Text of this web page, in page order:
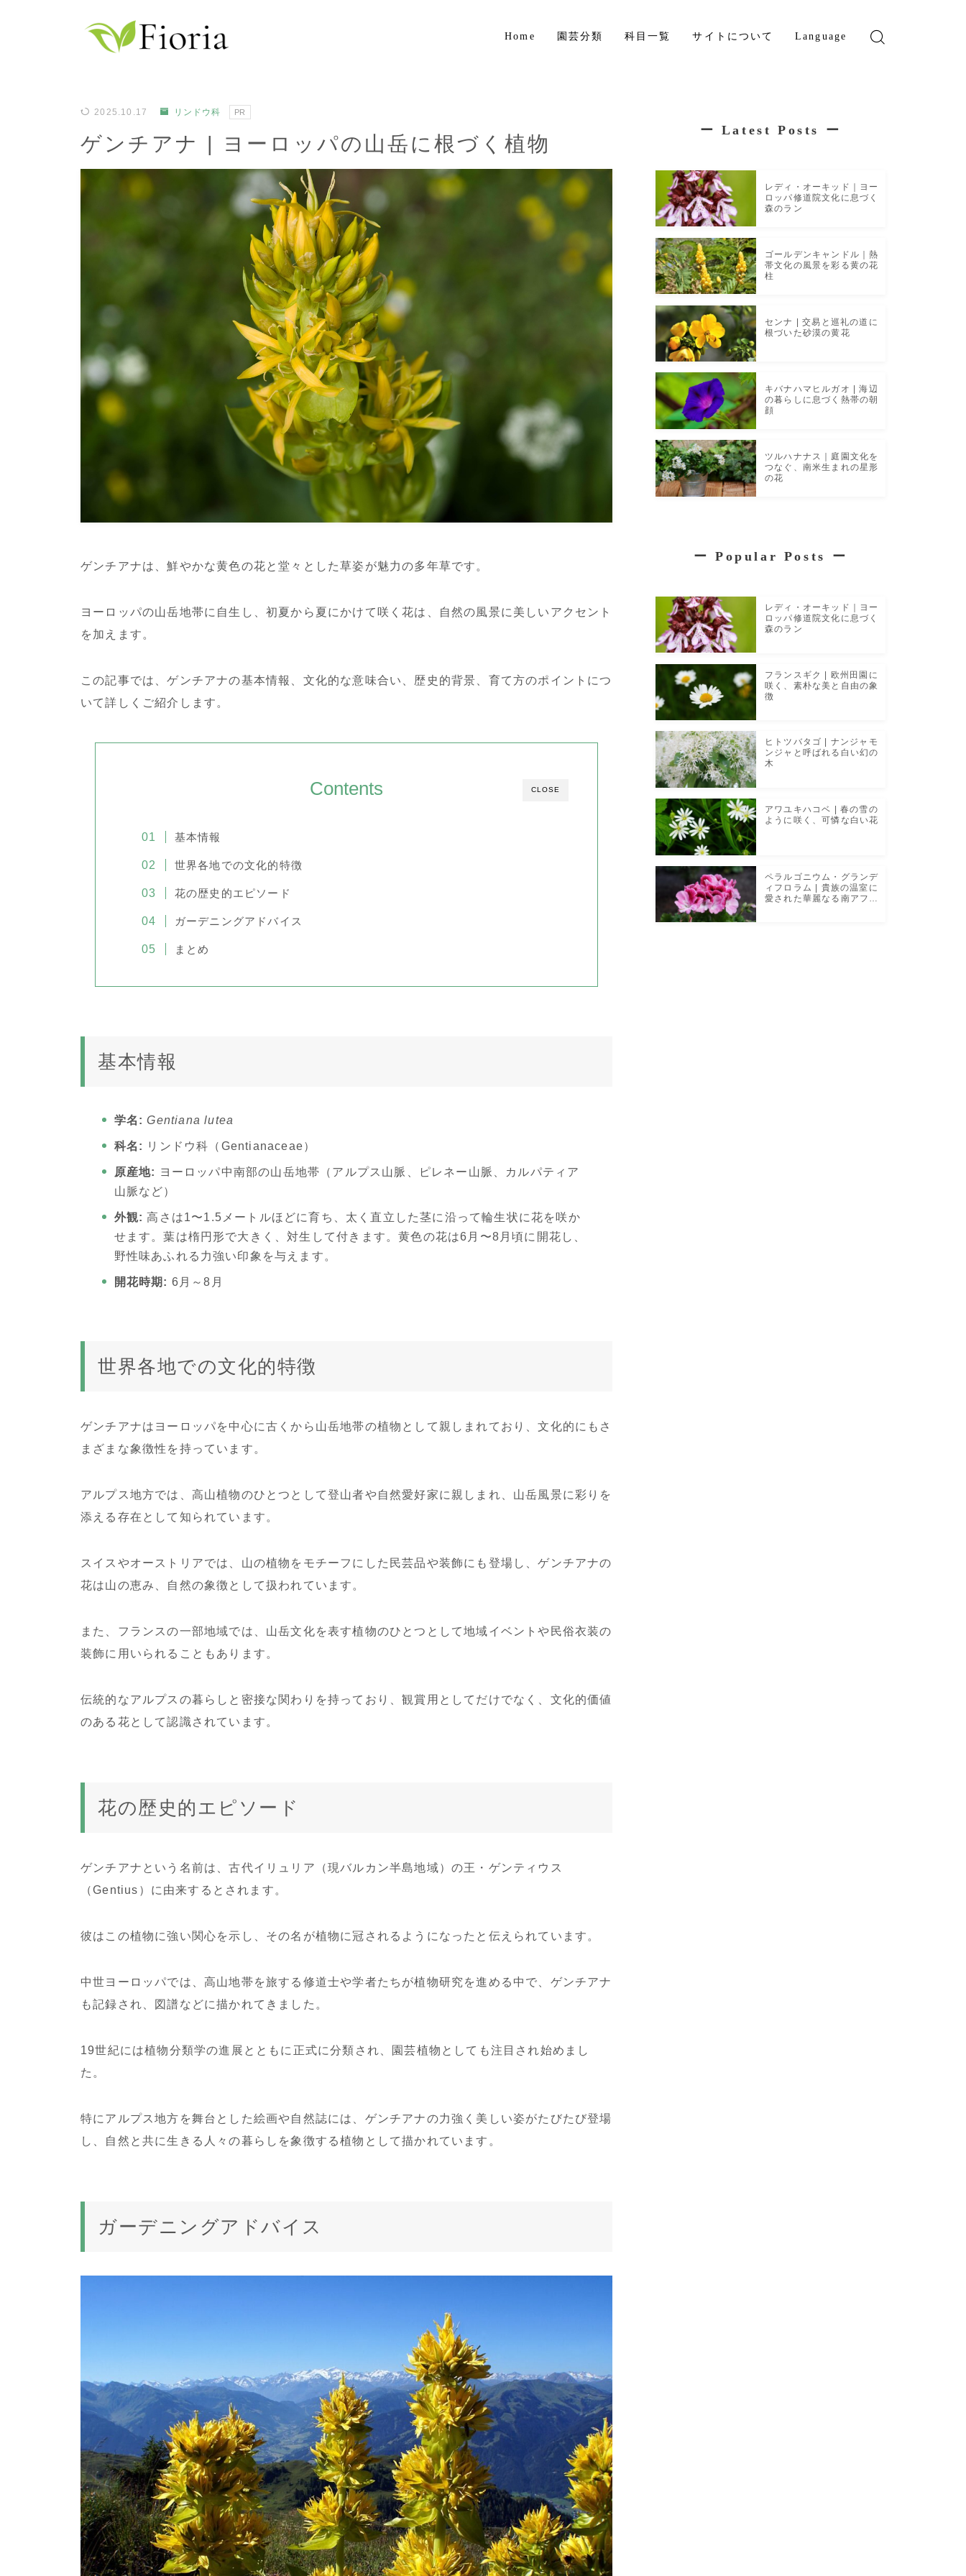
Home 園芸分類 科目一覧 サイトについて Language
2025.10.17
リンドウ科 PR
ゲンチアナ | ヨーロッパの山岳に根づく植物
ゲンチアナは、鮮やかな黄色の花と堂々とした草姿が魅力の多年草です。
ヨーロッパの山岳地帯に自生し、初夏から夏にかけて咲く花は、自然の風景に美しいアクセント
を加えます。
この記事では、ゲンチアナの基本情報、文化的な意味合い、歴史的背景、育て方のポイントにつ
いて詳しくご紹介します。
CLOSE
Contents
基本情報
世界各地での文化的特徴
花の歴史的エピソード
ガーデニングアドバイス
まとめ
基本情報
学名: Gentiana lutea
科名: リンドウ科（Gentianaceae）
原産地: ヨーロッパ中南部の山岳地帯（アルプス山脈、ピレネー山脈、カルパティア
山脈など）
外観: 高さは1〜1.5メートルほどに育ち、太く直立した茎に沿って輪生状に花を咲か
せます。葉は楕円形で大きく、対生して付きます。黄色の花は6月〜8月頃に開花し、
野性味あふれる力強い印象を与えます。
開花時期: 6月～8月
世界各地での文化的特徴
ゲンチアナはヨーロッパを中心に古くから山岳地帯の植物として親しまれており、文化的にもさ
まざまな象徴性を持っています。
アルプス地方では、高山植物のひとつとして登山者や自然愛好家に親しまれ、山岳風景に彩りを
添える存在として知られています。
スイスやオーストリアでは、山の植物をモチーフにした民芸品や装飾にも登場し、ゲンチアナの
花は山の恵み、自然の象徴として扱われています。
また、フランスの一部地域では、山岳文化を表す植物のひとつとして地域イベントや民俗衣装の
装飾に用いられることもあります。
伝統的なアルプスの暮らしと密接な関わりを持っており、観賞用としてだけでなく、文化的価値
のある花として認識されています。
花の歴史的エピソード
ゲンチアナという名前は、古代イリュリア（現バルカン半島地域）の王・ゲンティウス
（Gentius）に由来するとされます。
彼はこの植物に強い関心を示し、その名が植物に冠されるようになったと伝えられています。
中世ヨーロッパでは、高山地帯を旅する修道士や学者たちが植物研究を進める中で、ゲンチアナ
も記録され、図譜などに描かれてきました。
19世紀には植物分類学の進展とともに正式に分類され、園芸植物としても注目され始めまし
た。
特にアルプス地方を舞台とした絵画や自然誌には、ゲンチアナの力強く美しい姿がたびたび登場
し、自然と共に生きる人々の暮らしを象徴する植物として描かれています。
ガーデニングアドバイス
ー Latest Posts ー
レディ・オーキッド｜ヨー
ロッパ修道院文化に息づく
森のラン
ゴールデンキャンドル｜熱
帯文化の風景を彩る黄の花
柱
センナ | 交易と巡礼の道に
根づいた砂漠の黄花
キバナハマヒルガオ | 海辺
の暮らしに息づく熱帯の朝
顔
ツルハナナス｜庭園文化を
つなぐ、南米生まれの星形
の花
ーPopular Posts ー
レディ・オーキッド｜ヨー
ロッパ修道院文化に息づく
森のラン
フランスギク | 欧州田園に
咲く、素朴な美と自由の象
徴
ヒトツバタゴ | ナンジャモ
ンジャと呼ばれる白い幻の
木
アワユキハコベ | 春の雪の
ように咲く、可憐な白い花
ペラルゴニウム・グランデ
ィフロラム | 貴族の温室に
愛された華麗なる南アフリ